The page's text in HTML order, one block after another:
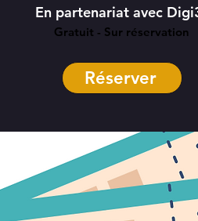
En partenariat avec
Gratuit - Sur réservation
Réserver